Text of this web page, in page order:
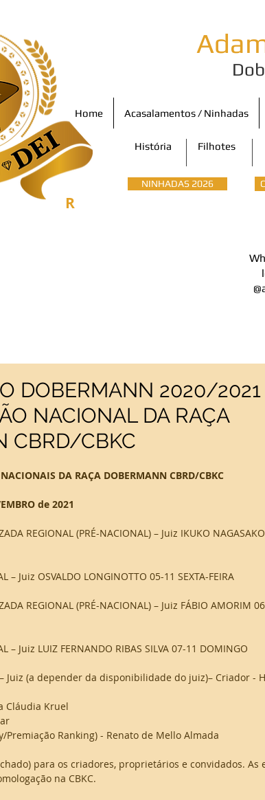
Home Acasalamentos / Ninhadas
R
NINHADAS 2026
História Filhotes
DOBERMANN 2020/
NACIONAL DA RAÇA
CBRD/CBKC
NACIONAIS DA RAÇA DOBERMANN CBRD/CBKC
de 2021
REGIONAL (PRÉ-NACIONAL) – Juiz IKUKO
– Juiz OSVALDO LONGINOTTO 05-11 SEXTA-FEIRA
REGIONAL (PRÉ-NACIONAL) – Juiz FÁBIO AMORIM
– Juiz LUIZ FERNANDO RIBAS SILVA 07-11 DOMINGO
– Juiz (a depender da disponibilidade do juiz)– Criador -
Cláudia Kruel
Premiação Ranking) - Renato de Mello Almada
para os criadores, proprietários e convidados. As
na CBKC.